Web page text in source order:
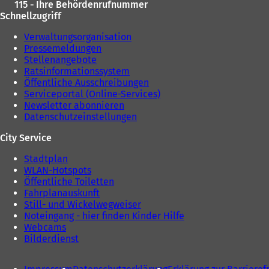
115 - Ihre Behördenrufnummer
Schnellzugriff
Verwaltungsorganisation
Pressemeldungen
Stellenangebote
Ratsinformationssystem
Öffentliche Ausschreibungen
Serviceportal (Online-Services)
Newsletter abonnieren
Datenschutzeinstellungen
City Service
Stadtplan
WLAN-Hotspots
Öffentliche Toiletten
Fahrplanauskunft
Still- und Wickelwegweiser
Noteingang - hier finden Kinder Hilfe
Webcams
Bilderdienst